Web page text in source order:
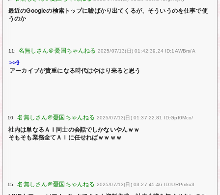
最近のGoogleの検索トップに嘘ばかり出てくるが、そういうのを仕事で使
うのか
11: 2025/07/13(日) 01:42:39.24 ID:1AWBrs/A
>>9
アーカイブが貴重になる時代はやはり来ると思う
10: 2025/07/13(日) 01:37:22.81 ID:Gpf0Mco/
社内は単なるＡＩ同士の会話でしかないやんｗｗ
そもそも業務全てＡＩに任せればｗｗｗｗ
15: 2025/07/13(日) 03:27:45.46 ID:lURPmku3